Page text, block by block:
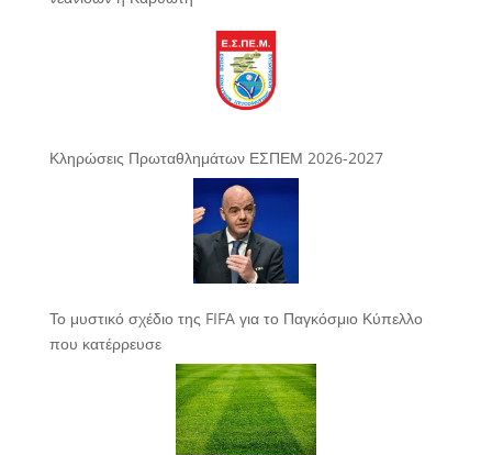
Κληρώσεις Πρωταθλημάτων ΕΣΠΕΜ 2026-2027
Το μυστικό σχέδιο της FIFA για το Παγκόσμιο Κύπελλο
που κατέρρευσε